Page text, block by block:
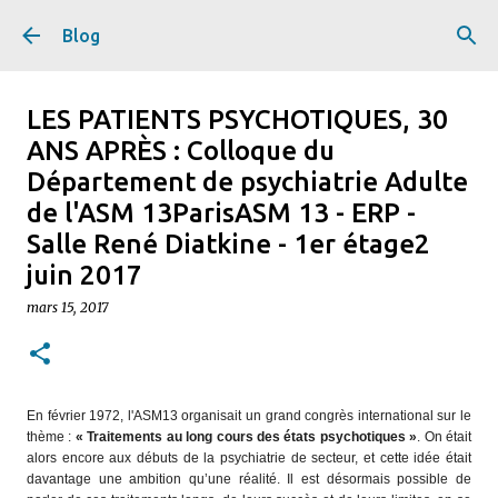
Blog
LES PATIENTS PSYCHOTIQUES, 30
ANS APRÈS : Colloque du
Département de psychiatrie Adulte
de l'ASM 13ParisASM 13 - ERP -
Salle René Diatkine - 1er étage2
juin 2017
mars 15, 2017
En février 1972, l'ASM13 organisait un grand congrès international sur le
thème : « Traitements au long cours des états psychotiques ». On était
alors encore aux débuts de la psychiatrie de secteur, et cette idée était
davantage une ambition qu’une réalité. Il est désormais possible de